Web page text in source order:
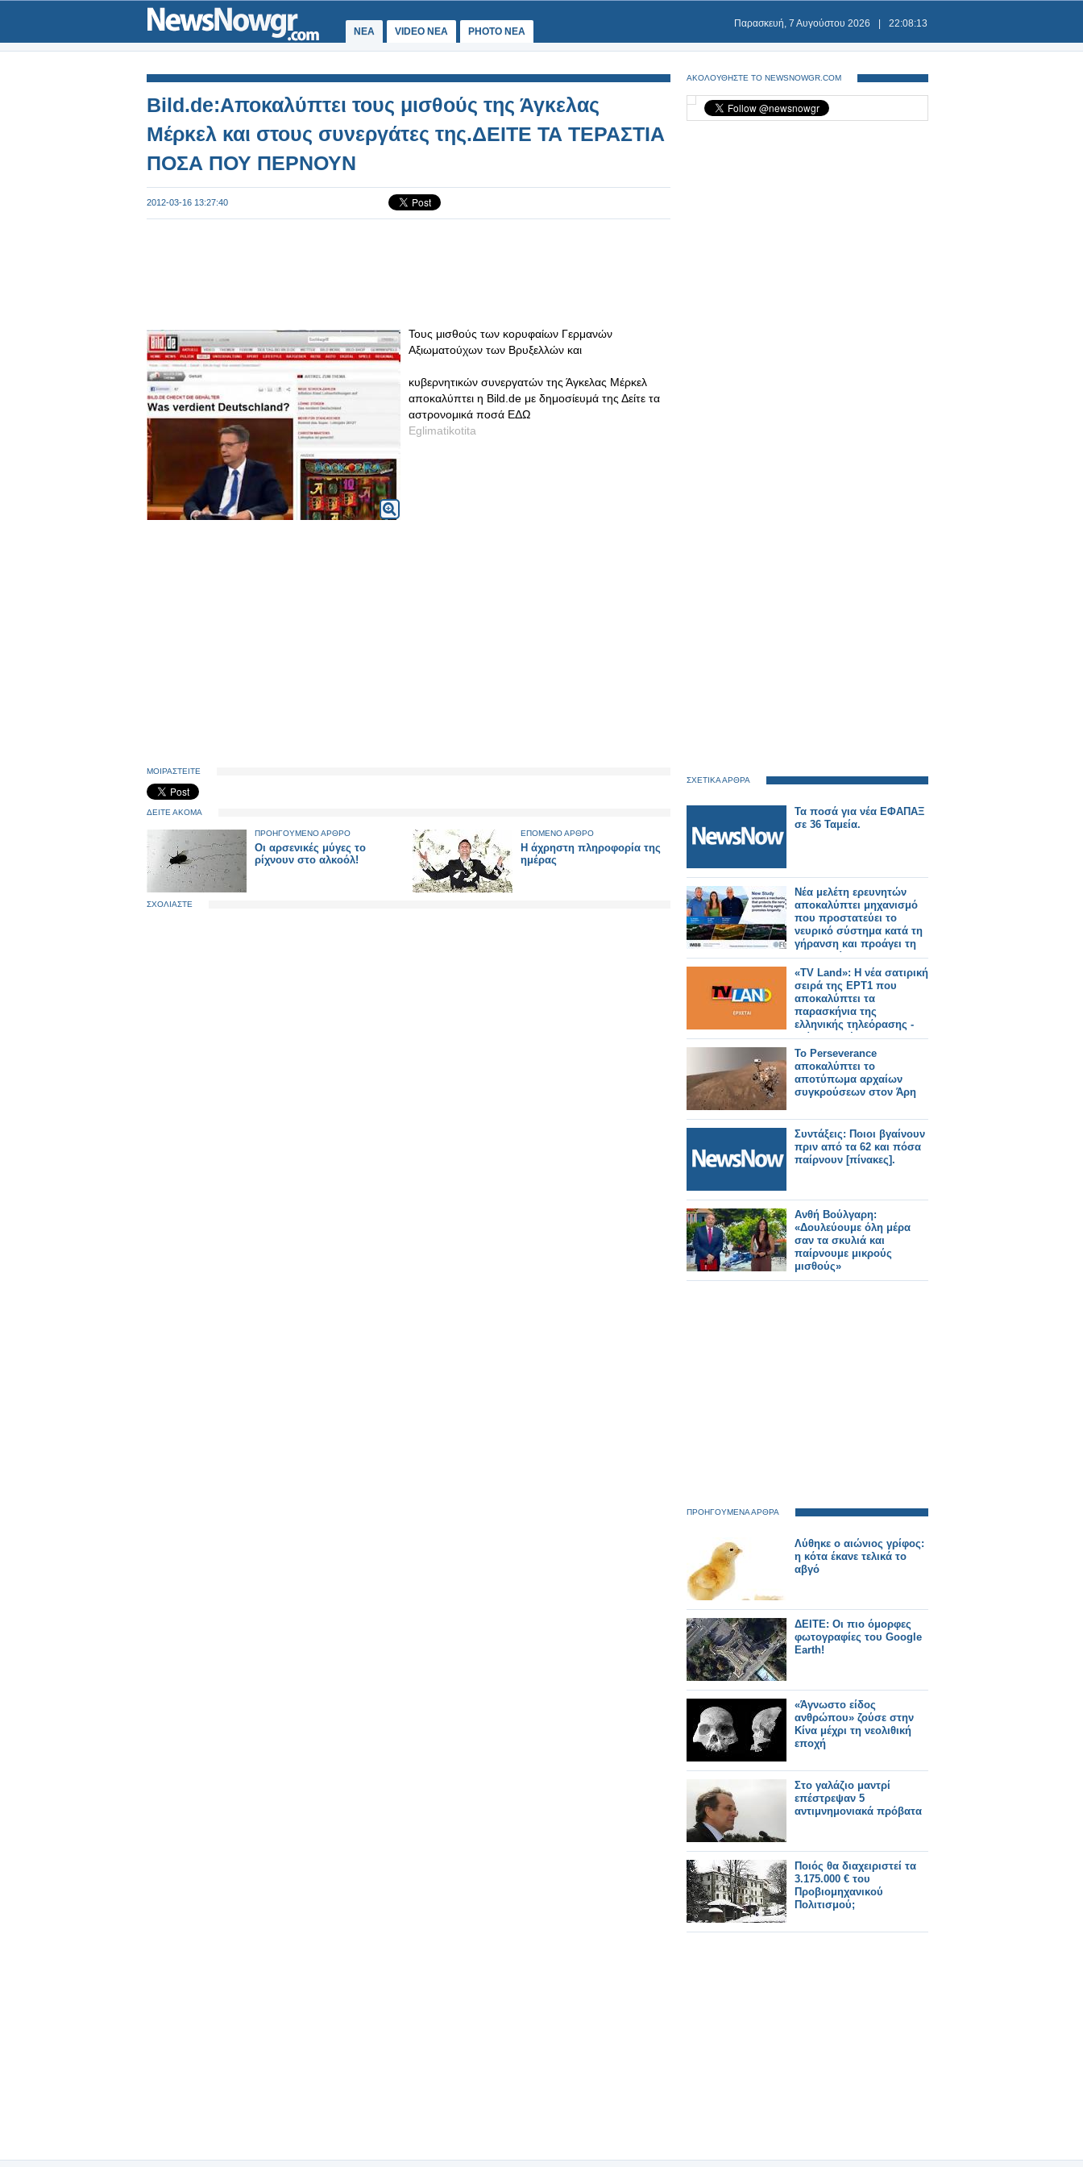
ΝΕΑ VIDEO NEA PHOTO NEA
Παρασκευή, 7 Αυγούστου 2026 22:08:13
Bild.de:Αποκαλύπτει τους μισθούς της Άγκελας
Μέρκελ και στους συνεργάτες της.ΔΕΙΤΕ ΤΑ ΤΕΡΑΣΤΙΑ
ΠΟΣΑ ΠΟΥ ΠΕΡΝΟΥΝ
2012-03-16 13:27:40
Τους μισθούς των κορυφαίων Γερμανών
Αξιωματούχων των Βρυξελλών και
κυβερνητικών συνεργατών της Άγκελας Μέρκελ
αποκαλύπτει η Bild.de με δημοσίευμά της Δείτε τα
αστρονομικά ποσά ΕΔΩ
Eglimatikotita
ΜΟΙΡΑΣΤΕΙΤΕ
ΔΕΙΤΕ ΑΚΟΜΑ
ΠΡΟΗΓΟΥΜΕΝΟ ΑΡΘΡΟ
Οι αρσενικές μύγες το
ρίχνουν στο αλκοόλ!
ΕΠΟΜΕΝΟ ΑΡΘΡΟ
Η άχρηστη πληροφορία της
ημέρας
ΣΧΟΛΙΑΣΤΕ
ΑΚΟΛΟΥΘΗΣΤΕ ΤΟ NEWSNOWGR.COM
ΣΧΕΤΙΚΑ ΑΡΘΡΑ
Τα ποσά για νέα ΕΦΑΠΑΞ
σε 36 Ταμεία.
Νέα μελέτη ερευνητών
αποκαλύπτει μηχανισμό
που προστατεύει το
νευρικό σύστημα κατά τη
γήρανση και προάγει τη
μακροζωία
«TV Land»: Η νέα σατιρική
σειρά της ΕΡΤ1 που
αποκαλύπτει τα
παρασκήνια της
ελληνικής τηλεόρασης -
Δείτε το τρέιλερ
Το Perseverance
αποκαλύπτει το
αποτύπωμα αρχαίων
συγκρούσεων στον Άρη
Συντάξεις: Ποιοι βγαίνουν
πριν από τα 62 και πόσα
παίρνουν [πίνακες].
Ανθή Βούλγαρη:
«Δουλεύουμε όλη μέρα
σαν τα σκυλιά και
παίρνουμε μικρούς
μισθούς»
ΠΡΟΗΓΟΥΜΕΝΑ ΑΡΘΡΑ
Λύθηκε ο αιώνιος γρίφος:
η κότα έκανε τελικά το
αβγό
ΔΕΙΤΕ: Οι πιο όμορφες
φωτογραφίες του Google
Earth!
«Άγνωστο είδος
ανθρώπου» ζούσε στην
Κίνα μέχρι τη νεολιθική
εποχή
Στο γαλάζιο μαντρί
επέστρεψαν 5
αντιμνημονιακά πρόβατα
Ποιός θα διαχειριστεί τα
3.175.000 € του
Προβιομηχανικού
Πολιτισμού;